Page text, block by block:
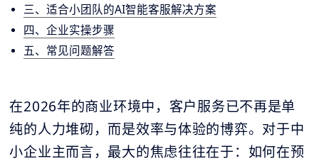
三、适合小团队的AI智能客服解决方案
四、企业实操步骤
五、常见问题解答
在2026年的商业环境中，客户服务已不再是单
纯的人力堆砌，而是效率与体验的博弈。对于中
小企业主而言，最大的焦虑往往在于：如何在预